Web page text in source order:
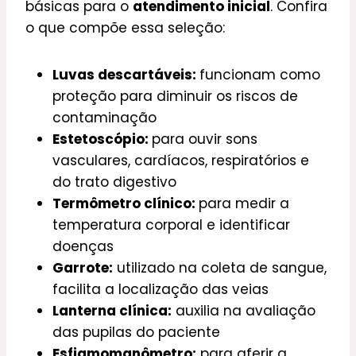
básicas para o atendimento inicial. Confira
o que compõe essa seleção:
Luvas descartáveis: funcionam como
proteção para diminuir os riscos de
contaminação
Estetoscópio: para ouvir sons
vasculares, cardíacos, respiratórios e
do trato digestivo
Termômetro clínico: para medir a
temperatura corporal e identificar
doenças
Garrote: utilizado na coleta de sangue,
facilita a localização das veias
Lanterna clínica: auxilia na avaliação
das pupilas do paciente